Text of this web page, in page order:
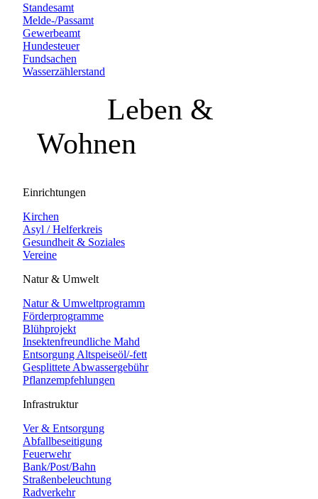
Standesamt
Melde-/Passamt
Gewerbeamt
Hundesteuer
Fundsachen
Wasserzählerstand
Leben &
Wohnen
Einrichtungen
Kirchen
Asyl / Helferkreis
Gesundheit & Soziales
Vereine
Natur & Umwelt
Natur & Umweltprogramm
Förderprogramme
Blühprojekt
Insektenfreundliche Mahd
Entsorgung Altspeiseöl/-fett
Gesplittete Abwassergebühr
Pflanzempfehlungen
Infrastruktur
Ver & Entsorgung
Abfallbeseitigung
Feuerwehr
Bank/Post/Bahn
Straßenbeleuchtung
Radverkehr